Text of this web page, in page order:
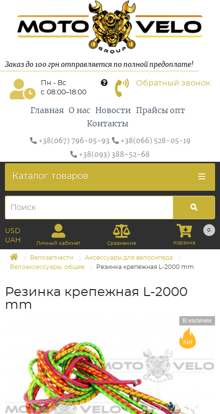
Заказ до 100 грн отправляется по полной предоплате!
Пн - Вс
с 08:00–18:00
Обратный звонок
Главная О нас Новости
Прайсы опт
Контакты
+38(067) 796-05-93
+38(066) 528-05-19
+38(093) 388-52-68
Каталог товаров
USD
UAH
Личный кабинет Сравнение
0
Корзина
Велозапчасти
Аксессуары для велосипеда
Велоаксессуары, общее
Резинка крепежная L-2000 mm
Резинка крепежная L-2000
mm
В наличии
Хит